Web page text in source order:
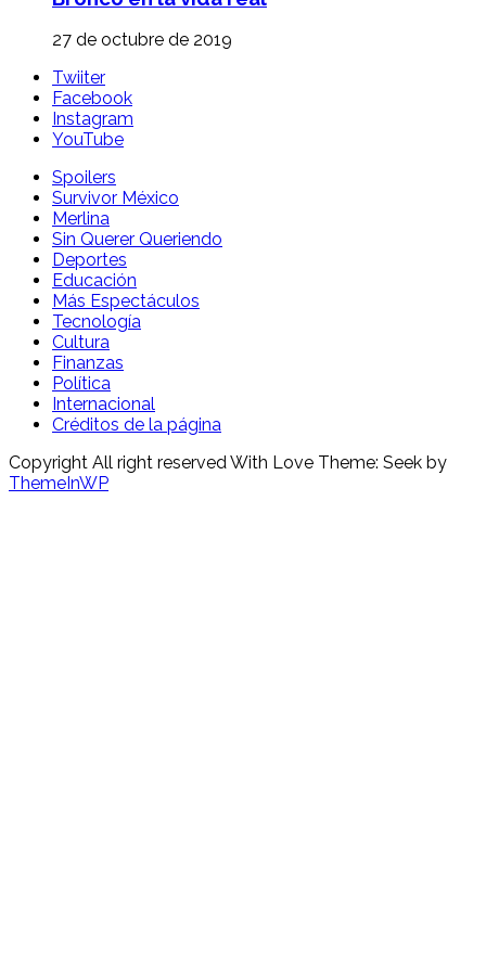
27 de octubre de 2019
Twiiter
Facebook
Instagram
YouTube
Spoilers
Survivor México
Merlina
Sin Querer Queriendo
Deportes
Educación
Más Espectáculos
Tecnología
Cultura
Finanzas
Política
Internacional
Créditos de la página
Copyright All right reserved With Love Theme: Seek by
ThemeInWP